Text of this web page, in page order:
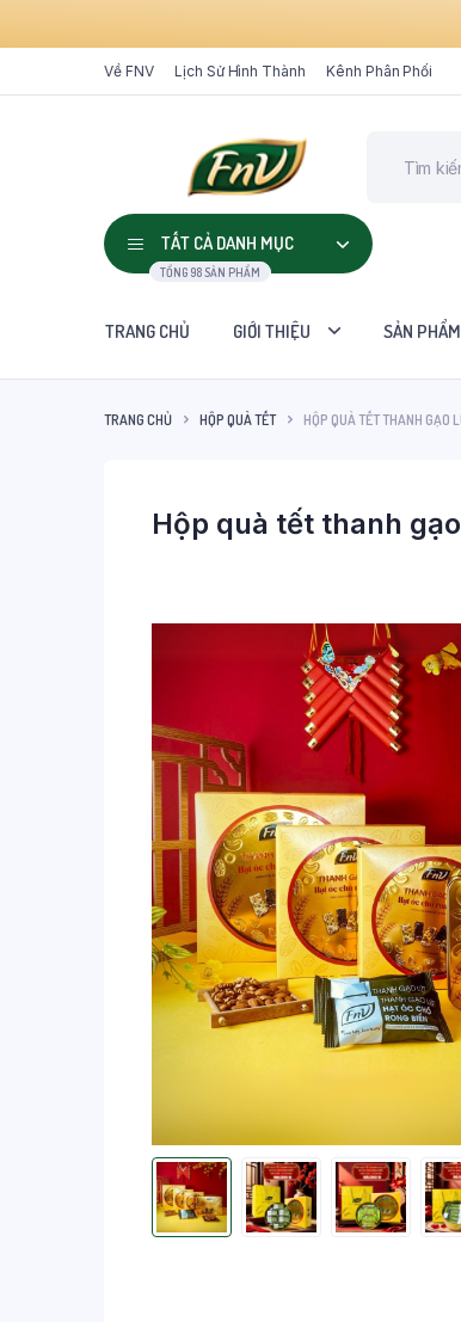
Về FNV Lịch Sử Hình Thành Kênh Phân Phối
TẤT CẢ DANH MỤC
TỔNG 98 SẢN PHẨM
TRANG CHỦ GIỚI THIỆU SẢN PHẨM
TRANG CHỦ HỘP QUÀ TẾT HỘP QUÀ TẾT THANH GẠO
Hộp quà tết thanh